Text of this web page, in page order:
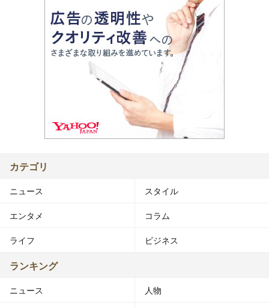
カテゴリ
ニュース スタイル
エンタメ コラム
ライフ ビジネス
ランキング
ニュース 人物